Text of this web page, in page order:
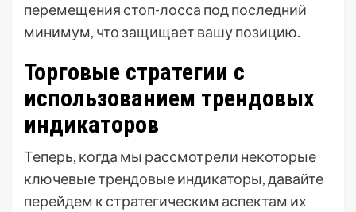
перемещения стоп-лосса под последний
минимум, что защищает вашу позицию.
Торговые стратегии с
использованием трендовых
индикаторов
Теперь, когда мы рассмотрели некоторые
ключевые трендовые индикаторы, давайте
перейдем к стратегическим аспектам их